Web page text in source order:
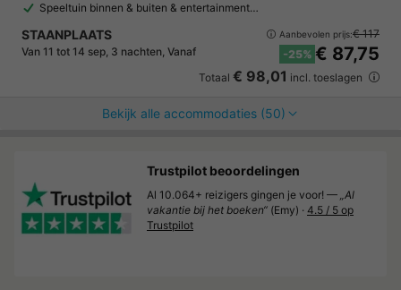
Speeltuin binnen & buiten & entertainment…
STAANPLAATS
Van 11 tot 14 sep, 3 nachten, Vanaf
Aanbevolen prijs:€ 117
-25% € 87,75
Totaal € 98,01 incl. toeslagen
Bekijk alle accommodaties (50)
Trustpilot beoordelingen
Al 10.064+ reizigers gingen je voor! — „Al
vakantie bij het boeken“ (Emy) · 4.5 / 5 op
Trustpilot